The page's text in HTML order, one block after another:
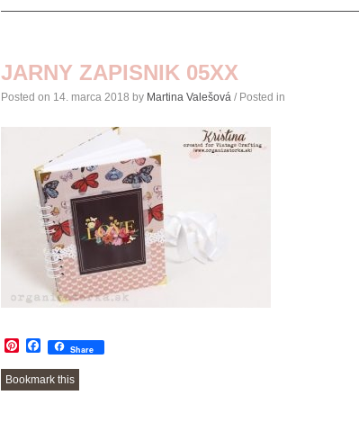
JARNY ZAPISNIK 05XX
Posted on 14. marca 2018 by Martina Valešová / Posted in
Pinterest
Facebook
Share
Bookmark this